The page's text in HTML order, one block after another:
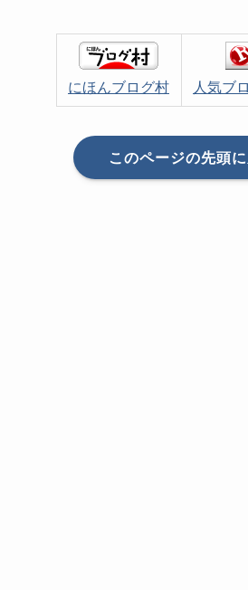
にほんブログ村 人気ブ
このページの先頭